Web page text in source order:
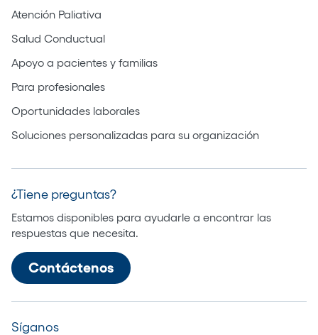
Atención Paliativa
Salud Conductual
Apoyo a pacientes y familias
Para profesionales
Oportunidades laborales
Soluciones personalizadas para su organización
¿Tiene preguntas?
Estamos disponibles para ayudarle a encontrar las
respuestas que necesita.
Contáctenos
Síganos